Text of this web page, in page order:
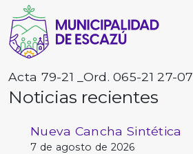
Acta 79-21 _Ord. 065-21 27-
Noticias recientes
Nueva Cancha Sintética
7 de agosto de 2026